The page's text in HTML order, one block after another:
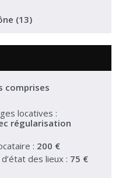
(13)
comprises
locatives :
régularisation
: 200 €
des lieux : 75 €